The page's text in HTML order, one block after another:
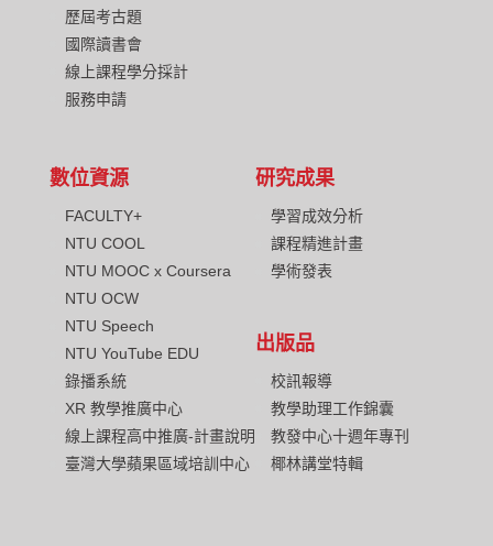
歷屆考古題
國際讀書會
線上課程學分採計
服務申請
數位資源
FACULTY+
NTU COOL
NTU MOOC x Coursera
NTU OCW
NTU Speech
NTU YouTube EDU
錄播系統
XR 教學推廣中心
線上課程高中推廣-計畫說明
臺灣大學蘋果區域培訓中心
研究成果
學習成效分析
課程精進計畫
學術發表
出版品
校訊報導
教學助理工作錦囊
教發中心十週年專刊
椰林講堂特輯